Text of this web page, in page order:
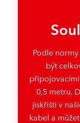
Podle
být
0,5 metru.
jiskřišti v
kabel a